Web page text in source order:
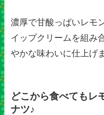
濃厚で甘酸っぱいレモ
イップクリームを組み
やかな味わいに仕上げ
どこから食べてもレ
ナツ♪